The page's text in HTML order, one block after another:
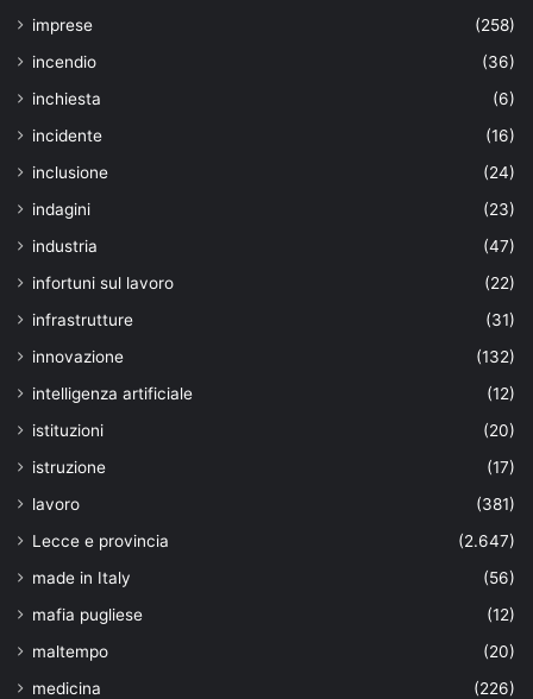
imprese
(258)
incendio
(36)
inchiesta
(6)
incidente
(16)
inclusione
(24)
indagini
(23)
industria
(47)
infortuni sul lavoro
(22)
infrastrutture
(31)
innovazione
(132)
intelligenza artificiale
(12)
istituzioni
(20)
istruzione
(17)
lavoro
(381)
Lecce e provincia
(2.647)
made in Italy
(56)
mafia pugliese
(12)
maltempo
(20)
medicina
(226)